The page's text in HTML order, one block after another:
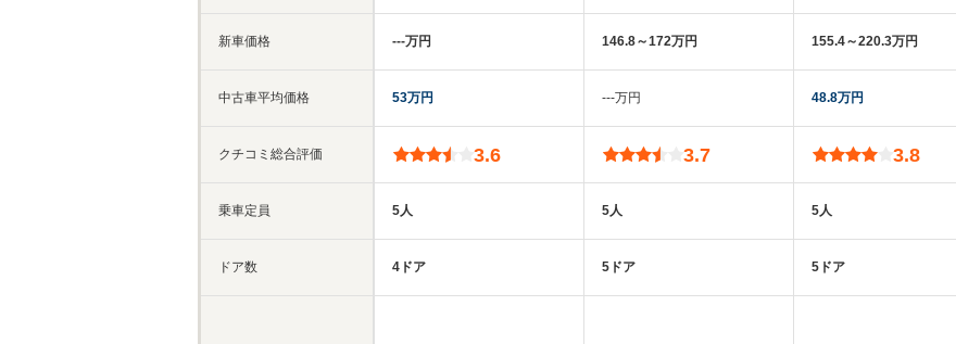
新車価格
中古車平均価格
クチコミ総合評価
乗車定員
ドア数
‐‐‐万円
53万円
3.6
5人
4ドア
146.8～172万円
‐‐‐万円
3.7
5人
5ドア
155.4～220.3万円
48.8万円
3.8
5人
5ドア